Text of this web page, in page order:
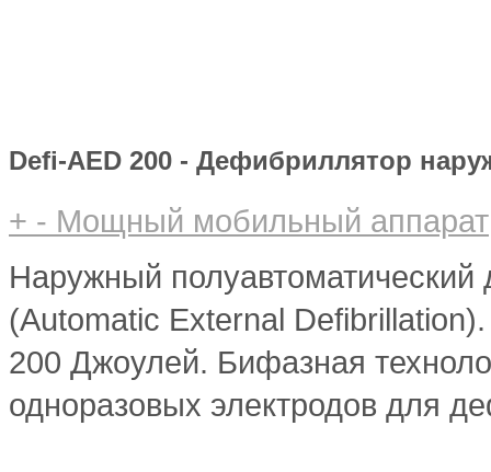
Defi-AED 200 - Дефибриллятор
+ - Мощный мобильный аппарат
Наружный
(Automatic External
200 Джоулей. Бифазная
одноразовых электродов для